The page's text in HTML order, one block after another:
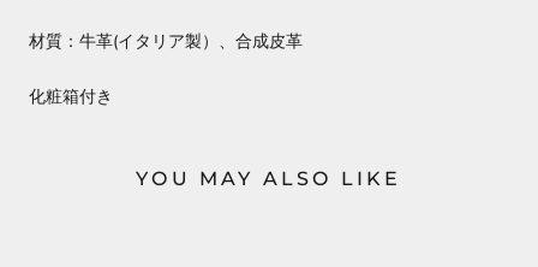
材質：牛革(イタリア製）、合成皮革
化粧箱付き
YOU MAY ALSO LIKE